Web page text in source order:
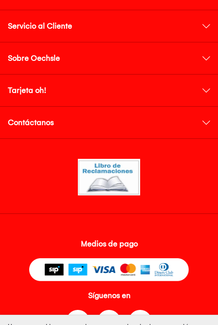
Servicio al Cliente
Sobre Oechsle
Tarjeta oh!
Contáctanos
Medios de pago
Síguenos en